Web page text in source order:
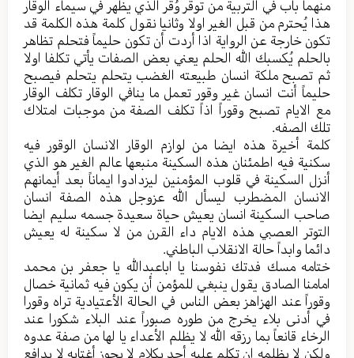
منهما باب في التربية من توقر وُقر الذي يظهر في سيماء الوقار
هذا يُحترم من قبل الغير اولا وثانيا نقول كلمة هذه الكلمة قد
تكون خارجة عن الرواية اذا أردت أن تكون حليماً فتحلم تظاهر
بالحلم يُكسبك الله الحلم يعني بعض الصفات يأتي تكلفا اولا
ثم تصبح ملكة انسان طبيعته الغضب يتحلم يتحلم فيصبح
حليماً أنت انسان غير وقور تعمل ما ينافي الوقار تكلف الوقار
مع الايام تصبح وقوراً اذاً تكلف الصفة من موجبات امتلاك
تلك الصفه.
كلمة أخيرة هذه ايضا من لوازم الوقار الانسان الوقور فيه
سكنية فيه اطمئنان هذه السكينة منبعها عالم الغير هو الذي
أنزل السكينة في قلوب المؤمنين ليزدادوا ايماناً بعد أيمانهم
الانسان المضطرب ليسأل الله عزوجل هذه الصفة انسان
صاحب السكينة انسان يعيش حياة سعيدة جسمه سليم ايضا
التوتر العصبي هذه الايام داء القرن من لا سكينة له يعيش
دائما وابداً حالة الانقلاب الباطني.
ختامه مسك فدتك نفوسنا يا اباعبدالله يا جعفر بن محمد
امامنا الصادق يقول ينبغي للمؤمن أن يكون فيه ثمانية خصال
وقوراً عند الهزاهز بعض الناس في الحالة الأعتيادية تراه وقورا
في أدنى بلاء يخرج من طوره صبوراً عند البلاء شكورا عند
الرخاء قانعاً بما رزقه الله لا يظلم الأعداء يا لها من صفة عدوه
ولكن لا يظلمه إن تكلم عليه أحد بكلام لا يجوز أغتابه لا يدافع